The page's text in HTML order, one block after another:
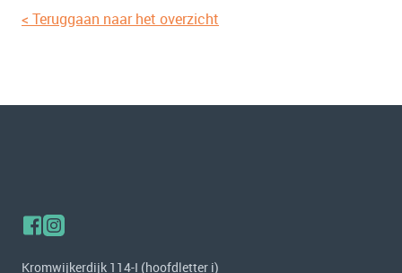
< Teruggaan naar het overzicht
Kromwijkerdijk 114-I (hoofdletter i)